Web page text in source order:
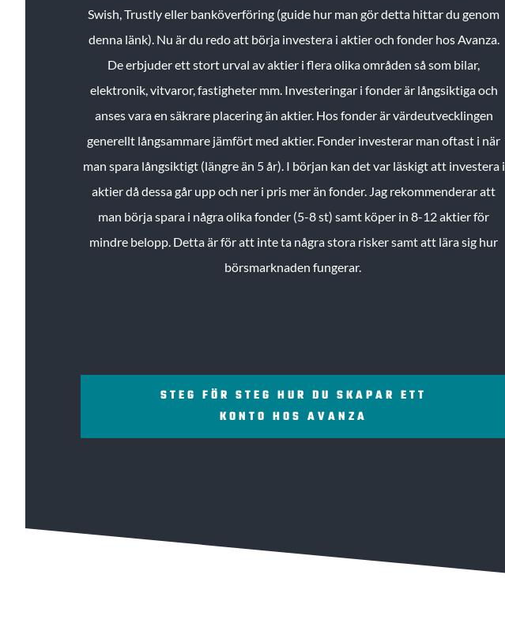
Swish, Trustly eller banköverföring (guide hur man gör detta hittar du genom
denna länk). Nu är du redo att börja investera i aktier och fonder hos Avanza.
De erbjuder ett stort urval av aktier i flera olika områden så som bilar,
elektronik, vitvaror, fastigheter mm. Investeringar i fonder är långsiktiga och
anses vara en säkrare placering än aktier. Hos fonder är värdeutvecklingen
generellt långsammare jämfört med aktier. Fonder investerar man oftast i när
man spara långsiktigt (längre än 5 år). I början kan det var läskigt att investera i
aktier då dessa går upp och ner i pris mer än fonder. Jag rekommenderar att
man börja spara i några olika fonder (5-8 st) samt köper in 8-12 aktier för
mindre belopp. Detta är för att inte ta några stora risker samt att lära sig hur
börsmarknaden fungerar.
STEG FÖR STEG HUR DU SKAPAR ETT
KONTO HOS AVANZA